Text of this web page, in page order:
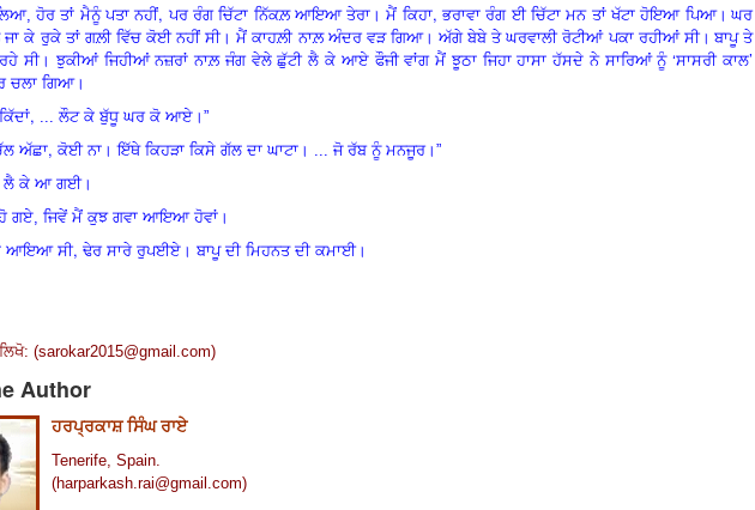
ਹੋਰ ਤਾਂ ਮੈਨੂੰ ਪਤਾ ਨਹੀਂ, ਪਰ ਰੰਗ ਚਿੱਟਾ ਨਿੱਕਲ਼ ਆਇਆ ਤੇਰਾ। ਮੈਂ ਕਿਹਾ,ਭਰਾਵਾ ਰੰਗ ਈ ਚਿੱਟਾ ਮਨ ਤਾਂ ਖੱਟਾ ਹੋਇਆ ਪਿਆ।ਘਰ
ਕੇ ਰੁਕੇ ਤਾਂ ਗਲ਼ੀ ਵਿੱਚ ਕੋਈ ਨਹੀਂ ਸੀ। ਮੈਂ ਕਾਹਲ਼ੀ ਨਾਲ਼ ਅੰਦਰ ਵੜ ਗਿਆ। ਅੱਗੇ ਬੇਬੇ ਤੇ ਘਰਵਾਲੀ ਰੋਟੀਆਂ ਪਕਾ ਰਹੀਆਂ ਸੀ। ਬਾਪੂ ਤੇ
ਸੀ। ਝੁਕੀਆਂ ਜਿਹੀਆਂ ਨਜ਼ਰਾਂ ਨਾਲ਼ ਜੰਗ ਵੇਲੇ ਛੁੱਟੀ ਲੈ ਕੇ ਆਏ ਫੌਜੀ ਵਾਂਗ ਮੈਂ ਝੂਠਾ ਜਿਹਾ ਹਾਸਾ ਹੱਸਦੇ ਨੇ ਸਾਰਿਆਂ ਨੂੰ‘ਸਾਸਰੀ ਕਾਲ’
ਚਲਾ ਗਿਆ।
ਕਿੱਦਾਂ,
ਲੌਟ ਕੇ ਬੁੱਧੂ ਘਰ ਕੋ ਆਏ।”
ਅੱਛਾ, ਕੋਈ ਨਾ। ਇੱਥੇ ਕਿਹੜਾ ਕਿਸੇ ਗੱਲ ਦਾ ਘਾਟਾ। ... ਜੋ ਰੱਬ ਨੂੰ ਮਨਜੂਰ।”
ਲੈ ਕੇ ਆ ਗਈ।
ਹੋ ਗਏ, ਜਿਵੇਂ ਮੈਂ ਕੁਝ ਗਵਾ ਆਇਆ ਹੋਵਾਂ।
ਆਇਆ ਸੀ, ਢੇਰ ਸਾਰੇ ਰੁਪਈਏ। ਬਾਪੂ ਦੀ ਮਿਹਨਤ ਦੀ ਕਮਾਈ।
(sarokar2015@gmail.com)
Author
ਹਰਪ੍ਰਕਾਸ਼ ਸਿੰਘ ਰਾਏ
Tenerife, Spain.
(harparkash.rai@gmail.com)